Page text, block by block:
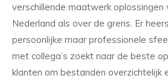
verschillende maatwerk oplossingen
Nederland als over de grens. Er
persoonlijke maar professionele
met collega’s zoekt naar de beste
klanten om bestanden overzichtelijk